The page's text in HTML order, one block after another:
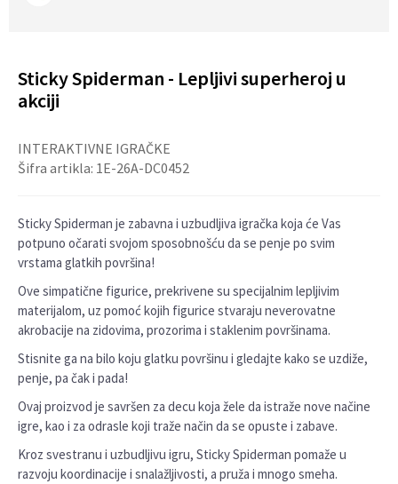
Sticky Spiderman - Lepljivi superheroj u
akciji
INTERAKTIVNE IGRAČKE
Šifra artikla: 1E-26A-DC0452
Sticky Spiderman je zabavna i uzbudljiva igračka koja će Vas
potpuno očarati svojom sposobnošću da se penje po svim
vrstama glatkih površina!
Ove simpatične figurice, prekrivene su specijalnim lepljivim
materijalom, uz pomoć kojih figurice stvaraju neverovatne
akrobacije na zidovima, prozorima i staklenim površinama.
Stisnite ga na bilo koju glatku površinu i gledajte kako se uzdiže,
penje, pa čak i pada!
Ovaj proizvod je savršen za decu koja žele da istraže nove načine
igre, kao i za odrasle koji traže način da se opuste i zabave.
Kroz svestranu i uzbudljivu igru, Sticky Spiderman pomaže u
razvoju koordinacije i snalažljivosti, a pruža i mnogo smeha.